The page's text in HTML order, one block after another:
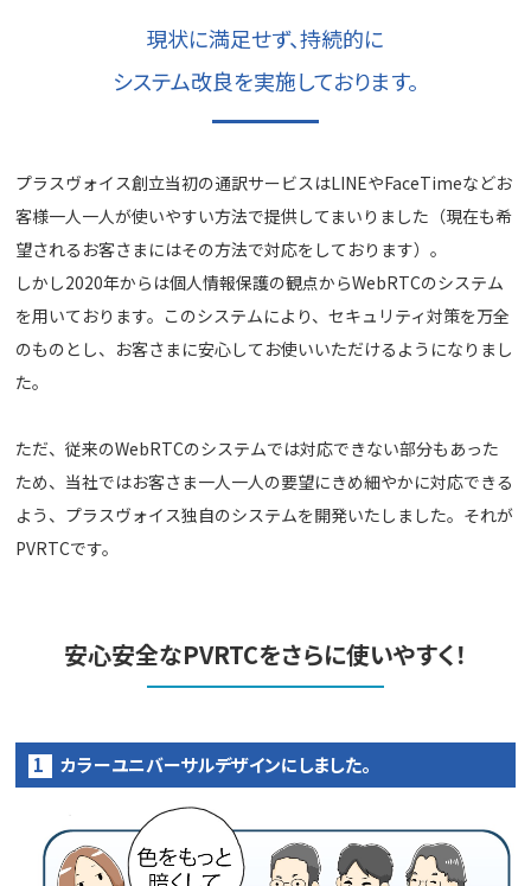
現状に満足せず、持続的に
システム改良を実施しております。
プラスヴォイス創立当初の通訳サービスはLINEやFaceTimeなどお
客様一人一人が使いやすい方法で提供してまいりました（現在も希
望されるお客さまにはその方法で対応をしております）。
しかし2020年からは個人情報保護の観点からWebRTCのシステム
を用いております。このシステムにより、セキュリティ対策を万全
のものとし、お客さまに安心してお使いいただけるようになりまし
た。
ただ、従来のWebRTCのシステムでは対応できない部分もあった
ため、当社ではお客さま一人一人の要望にきめ細やかに対応できる
よう、プラスヴォイス独自のシステムを開発いたしました。それが
PVRTCです。
安心安全なPVRTCをさらに使いやすく！
カラーユニバーサルデザインにしました。